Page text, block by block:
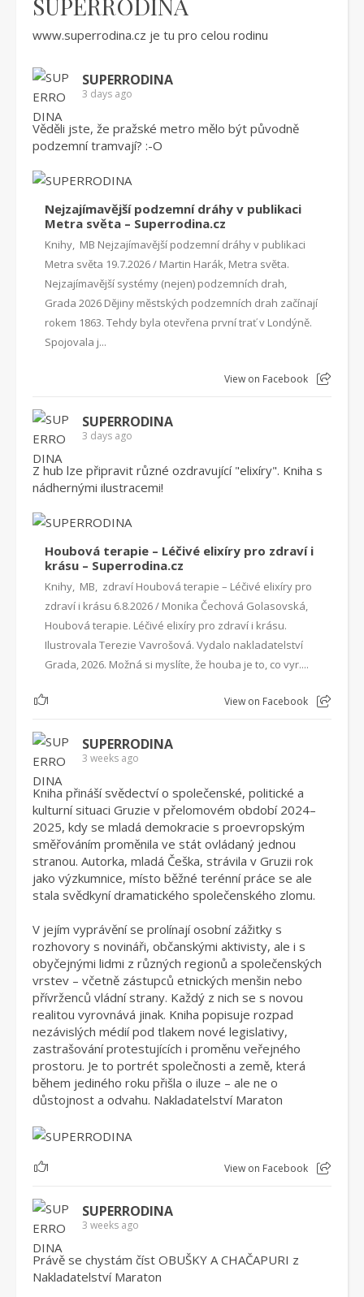
www.superrodina.cz je tu pro celou rodinu
SUPERRODINA
3 days ago
Věděli jste, že pražské metro mělo být původně
podzemní tramvají? :-O
Nejzajímavější podzemní dráhy v publikaci
Metra světa – Superrodina.cz
Knihy, MB Nejzajímavější podzemní dráhy v publikaci
Metra světa 19.7.2026 / Martin Harák, Metra světa.
Nejzajímavější systémy (nejen) podzemních drah,
Grada 2026 Dějiny městských podzemních drah začínají
rokem 1863. Tehdy byla otevřena první trať v Londýně.
Spojovala j...
View on Facebook
SUPERRODINA
3 days ago
Z hub lze připravit různé ozdravující "elixíry". Kniha s
nádhernými ilustracemi!
Houbová terapie – Léčivé elixíry pro zdraví i
krásu – Superrodina.cz
Knihy, MB, zdraví Houbová terapie – Léčivé elixíry pro
zdraví i krásu 6.8.2026 / Monika Čechová Golasovská,
Houbová terapie. Léčivé elixíry pro zdraví i krásu.
Ilustrovala Terezie Vavrošová. Vydalo nakladatelství
Grada, 2026. Možná si myslíte, že houba je to, co vyr....
1 View on Facebook
SUPERRODINA
3 weeks ago
Kniha přináší svědectví o společenské, politické a
kulturní situaci Gruzie v přelomovém období 2024–
2025, kdy se mladá demokracie s proevropským
směřováním proměnila ve stát ovládaný jednou
stranou. Autorka, mladá Češka, strávila v Gruzii rok
jako výzkumnice, místo běžné terénní práce se ale
stala svědkyní dramatického společenského zlomu.
V jejím vyprávění se prolínají osobní zážitky s
rozhovory s novináři, občanskými aktivisty, ale i s
obyčejnými lidmi z různých regionů a společenských
vrstev – včetně zástupců etnických menšin nebo
přívrženců vládní strany. Každý z nich se s novou
realitou vyrovnává jinak. Kniha popisuje rozpad
nezávislých médií pod tlakem nové legislativy,
zastrašování protestujících i proměnu veřejného
prostoru. Je to portrét společnosti a země, která
během jediného roku přišla o iluze – ale ne o
důstojnost a odvahu. Nakladatelství Maraton
1 View on Facebook
SUPERRODINA
3 weeks ago
Právě se chystám číst OBUŠKY A CHAČAPURI z
Nakladatelství Maraton